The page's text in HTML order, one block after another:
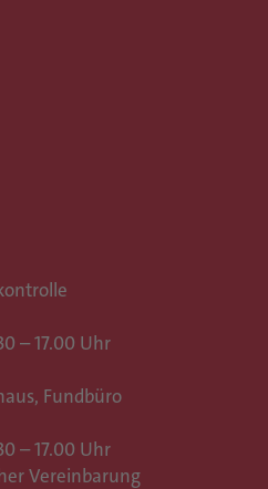
– 17.00 Uhr
Fundbüro
– 17.00 Uhr
Vereinbarung